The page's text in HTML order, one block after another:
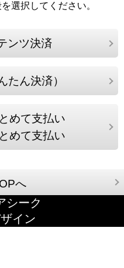
選択してください。
ンツ決済
たん決済）
めて支払い
めて支払い
へ
シーク
イン